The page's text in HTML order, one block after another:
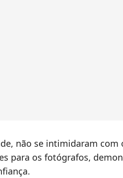
não se intimidaram com
para os fotógrafos,